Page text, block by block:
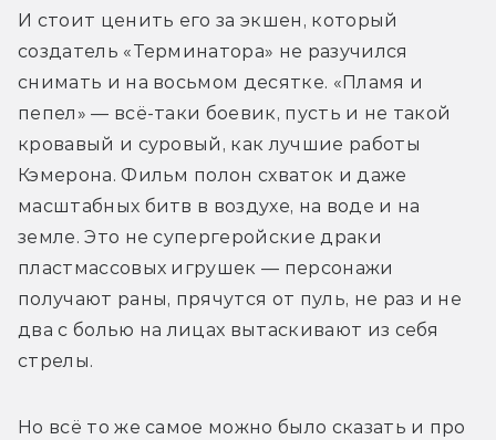
И стоит ценить его за экшен, который
создатель «Терминатора» не разучился
снимать и на восьмом десятке. «Пламя и
пепел» — всё-таки боевик, пусть и не такой
кровавый и суровый, как лучшие работы
Кэмерона. Фильм полон схваток и даже
масштабных битв в воздухе, на воде и на
земле. Это не супергеройские драки
пластмассовых игрушек — персонажи
получают раны, прячутся от пуль, не раз и не
два с болью на лицах вытаскивают из себя
стрелы.
Но всё то же самое можно было сказать и про